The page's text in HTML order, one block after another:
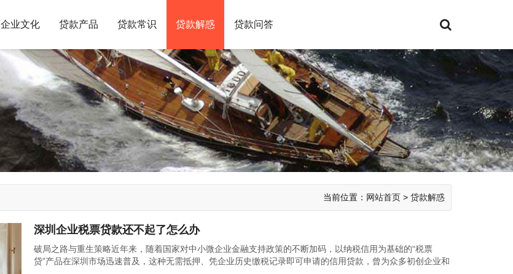
企业文化 贷款产品 贷款常识 贷款解惑 贷款问答
当前位置： 网站首页 > 贷款解惑
深圳企业税票贷款还不起了怎么办
破局之路与重生策略近年来，随着国家对中小微企业金融支持政策的不断加码，以纳税信用为基础的“税票
贷”产品在深圳市场迅速普及，这种无需抵押、凭企业历史缴税记录即可申请的信用贷款，曾为众多初创企业和